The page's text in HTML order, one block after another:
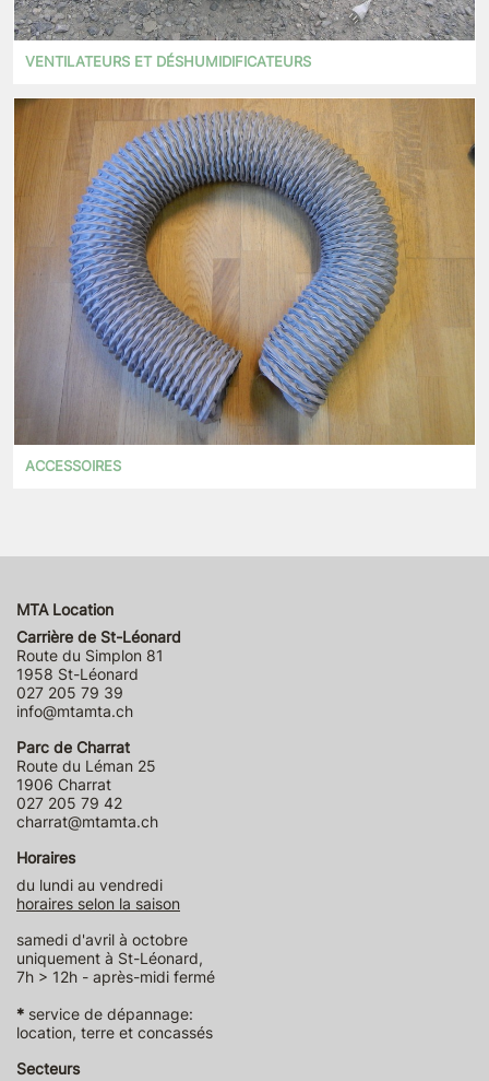
VENTILATEURS ET DÉSHUMIDIFICATEURS
ACCESSOIRES
MTA Location
Carrière de St-Léonard
Route du Simplon 81
1958 St-Léonard
027 205 79 39
info@mtamta.ch
Parc de Charrat
Route du Léman 25
1906 Charrat
027 205 79 42
charrat@mtamta.ch
Horaires
du lundi au vendredi
horaires selon la saison
samedi d'avril à octobre
uniquement à St-Léonard,
7h > 12h - après-midi fermé
* service de dépannage:
location, terre et concassés
Secteurs